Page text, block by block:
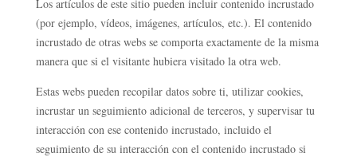
Los artículos de este sitio pueden incluir contenido incrustado
(por ejemplo, vídeos, imágenes, artículos, etc.). El contenido
incrustado de otras webs se comporta exactamente de la misma
manera que si el visitante hubiera visitado la otra web.
Estas webs pueden recopilar datos sobre ti, utilizar cookies,
incrustar un seguimiento adicional de terceros, y supervisar tu
interacción con ese contenido incrustado, incluido el
seguimiento de su interacción con el contenido incrustado si